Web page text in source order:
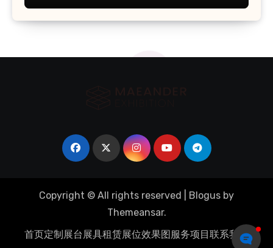
Copyright © All rights reserved Blogus by
Themeansar.
首页定制展台 展具租赁展位效果图服务项目联系我们